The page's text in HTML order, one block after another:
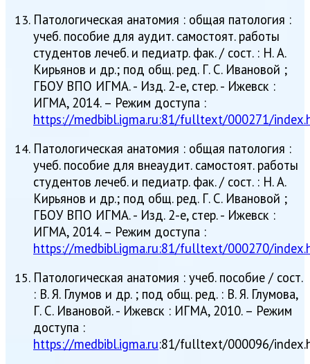
Патологическая анатомия : общая патология :
учеб. пособие для аудит. самостоят. работы
студентов лечеб. и педиатр. фак. / сост. : Н. А.
Кирьянов и др.; под общ. ред. Г. С. Ивановой ;
ГБОУ ВПО ИГМА. - Изд. 2-е, стер. - Ижевск :
ИГМА, 2014. – Режим доступа :
https://medbibl.igma.ru:81/fulltext/000271/
Патологическая анатомия : общая патология :
учеб. пособие для внеаудит. самостоят. работы
студентов лечеб. и педиатр. фак. / сост. : Н. А.
Кирьянов и др.; под общ. ред. Г. С. Ивановой ;
ГБОУ ВПО ИГМА. - Изд. 2-е, стер. - Ижевск :
ИГМА, 2014. – Режим доступа :
https://medbibl.igma.ru:81/fulltext/000270/
Патологическая анатомия : учеб. пособие / сост.
: В. Я. Глумов и др. ; под общ. ред. : В. Я. Глумова,
Г. С. Ивановой. - Ижевск : ИГМА, 2010. – Режим
доступа :
https://medbibl.igma.ru:81/fulltext/000096/